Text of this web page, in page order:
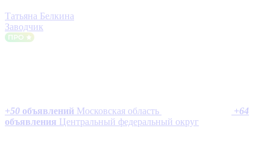
Татьяна Белкина
Заводчик
+50 объявлений Московская область +64
объявления Центральный федеральный округ